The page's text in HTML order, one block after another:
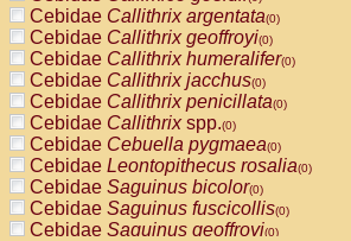
Cebidae Callithrix argentata(0)
Cebidae Callithrix geoffroyi(0)
Cebidae Callithrix humeralifer(0)
Cebidae Callithrix jacchus(0)
Cebidae Callithrix penicillata(0)
Cebidae Callithrixspp.(0)
Cebidae Cebuella pygmaea(0)
Cebidae Leontopithecus rosalia(0)
Cebidae Saguinus bicolor(0)
Cebidae Saguinus fuscicollis(0)
Cebidae Saguinus geoffroyi(0)